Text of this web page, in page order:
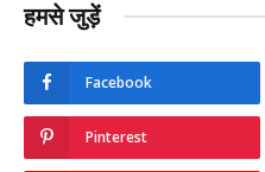
हमसे जुड़ें
Facebook
Pinterest